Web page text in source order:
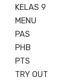
KELAS 9
MENU
PAS
PHB
PTS
TRY OUT